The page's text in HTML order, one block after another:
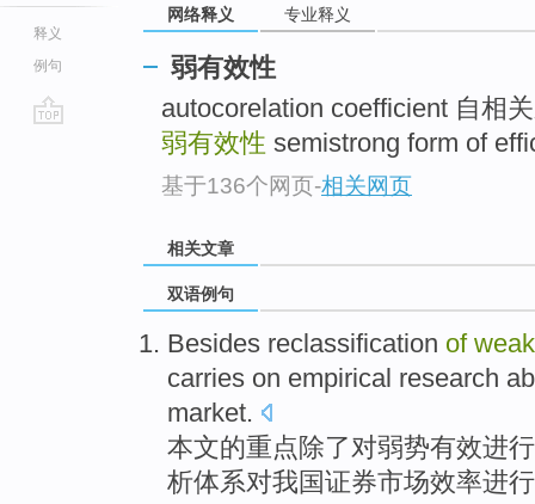
释义
例句
网络释义 专业释义
弱有效性
autocorelation coefficient 自相
弱有效性 semistrong form of
基于136个网页-相关网页
相关文章
双语例句
Besides reclassification of
carries on empirical research
market.
本文的重点 除了对弱势有效进行
析体系对我国证券市场效率进